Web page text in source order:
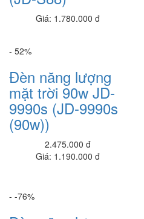
Ram 4G star
325,000 đ
Dell Vostro 5402_V4I5003W
21,050,000 đ
Dell Vostro V3400
19,090,000 đ
Dell Inspiron N3511_512
20,080,000 đ
Dell Inspiron N3511_8G
Dell Inspiron N3511_HGPJ4
18,890,000 đ
Giá: 1.780.000 đ
- 52%
Đèn năng lượng
mặt trời 90w JD-
9990s (JD-9990s
(90w))
2.475.000 đ
Giá: 1.190.000 đ
- -76%